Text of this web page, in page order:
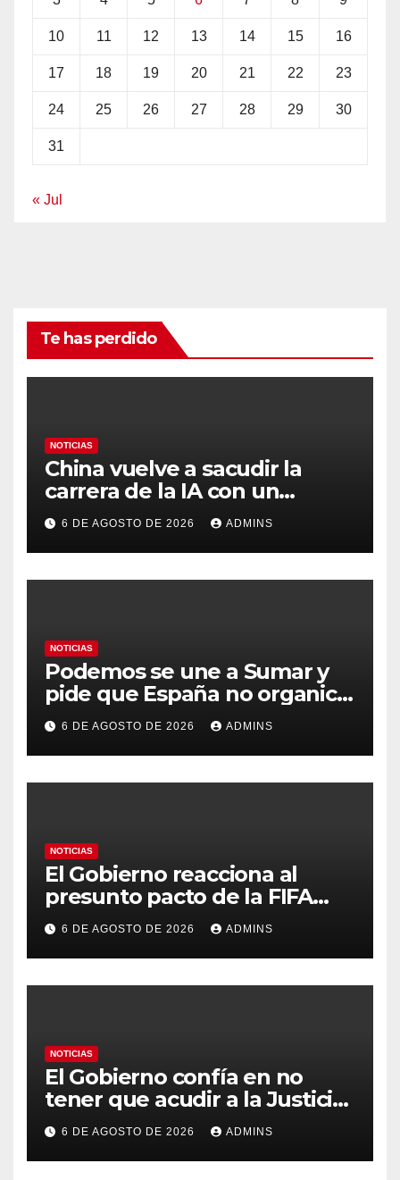
10 11 12 13 14 15 16
17 18 19 20 21 22 23
24 25 26 27 28 29 30
31
« Jul
Te has perdido
NOTICIAS
China vuelve a sacudir la
carrera de la IA con un
modelo capaz de trabajar
durante días sin intervención
humana
6 DE AGOSTO DE 2026 ADMINS
NOTICIAS
Podemos se une a Sumar y
pide que España no organice
el Mundial 2030 con
Marruecos por «atentar
contra la soberanía nacional»
6 DE AGOSTO DE 2026 ADMINS
NOTICIAS
El Gobierno reacciona al
presunto pacto de la FIFA
con Marruecos para acoger la
final del Mundial 2030:
«Tiene que ser en España»
6 DE AGOSTO DE 2026 ADMINS
NOTICIAS
El Gobierno confía en no
tener que acudir a la Justicia
por el reparto de menores
mientras el PP pide la
apertura del Congreso por la
6 DE AGOSTO DE 2026 ADMINS